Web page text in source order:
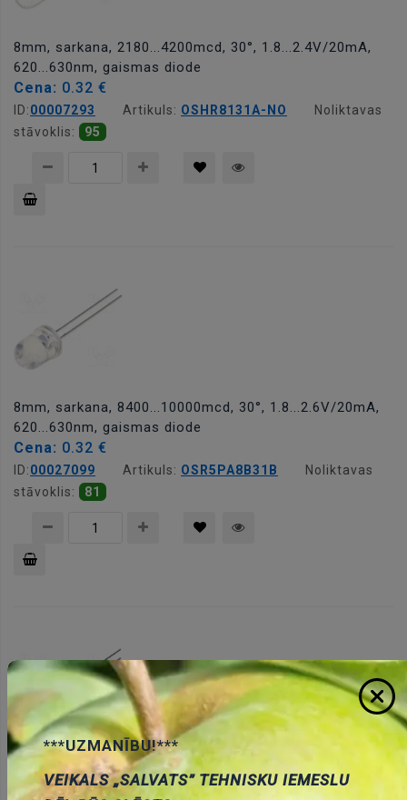
8mm, sarkana, 2180...4200mcd, 30°, 1.8...2.4V/20mA,
620...630nm, gaismas diode
Cena: 0.32 €
ID:00007293 Artikuls: OSHR8131A-NO
Noliktavas
stāvoklis:
95
8mm, sarkana, 8400...10000mcd, 30°, 1.8...2.6V/20mA,
620...630nm, gaismas diode
Cena: 0.32 €
ID:00027099 Artikuls: OSR5PA8B31B
Noliktavas
stāvoklis:
81
8mm, sarkana, 1000...1600mcd, 40°, 1.85...2.5V/20mA,
640nm, gaismas diode
***UZMANĪBU!***
VEIKALS „SALVATS” TEHNISKU IEMESLU